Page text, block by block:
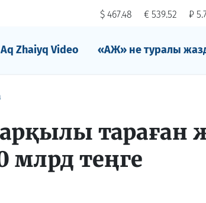
$ 467.48 € 539.52 ₽
Aq Zhaiyq Video «АЖ» не туралы
тараған
млрд теңге